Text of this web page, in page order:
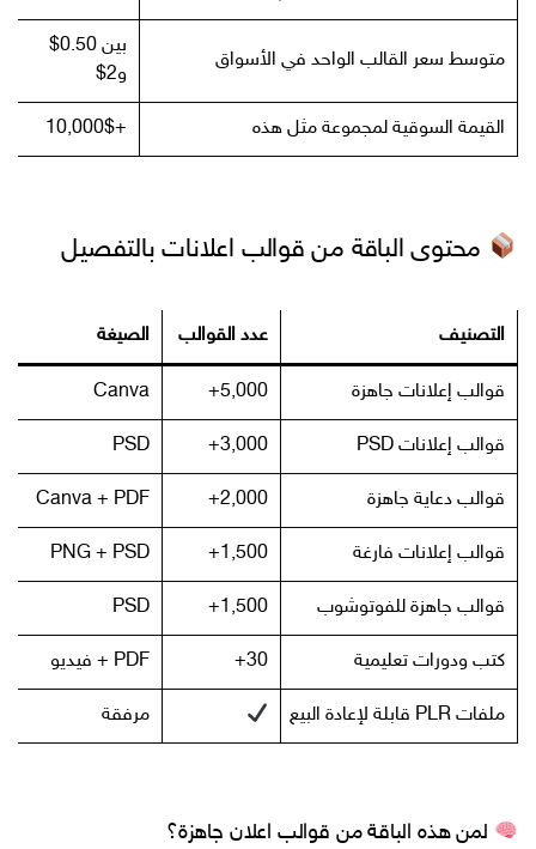
متوسط سعر القالب الواحد في الأسواق
بين 0.50$
و2$
القيمة السوقية لمجموعة مثل هذه +10,000$
محتوى الباقة من قوالب اعلانات بالتفصيل
التصنيف عدد القوالب الصيغة
قوالب إعلانات جاهزة 5,000+
Canva
قوالب إعلانات PSD 3,000+
PSD
قوالب دعاية جاهزة 2,000+
Canva + PDF
قوالب إعلانات فارغة 1,500+
PNG + PSD
قوالب جاهزة للفوتوشوب 1,500+
PSD
كتب ودورات تعليمية 30+ PDF + فيديو
ملفات PLR قابلة لإعادة البيع مرفقة
لمن هذه الباقة من قوالب اعلان جاهزة؟